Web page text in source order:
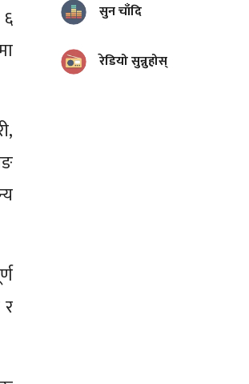
सुन चाँदि
रेडियो सुन्नुहोस्